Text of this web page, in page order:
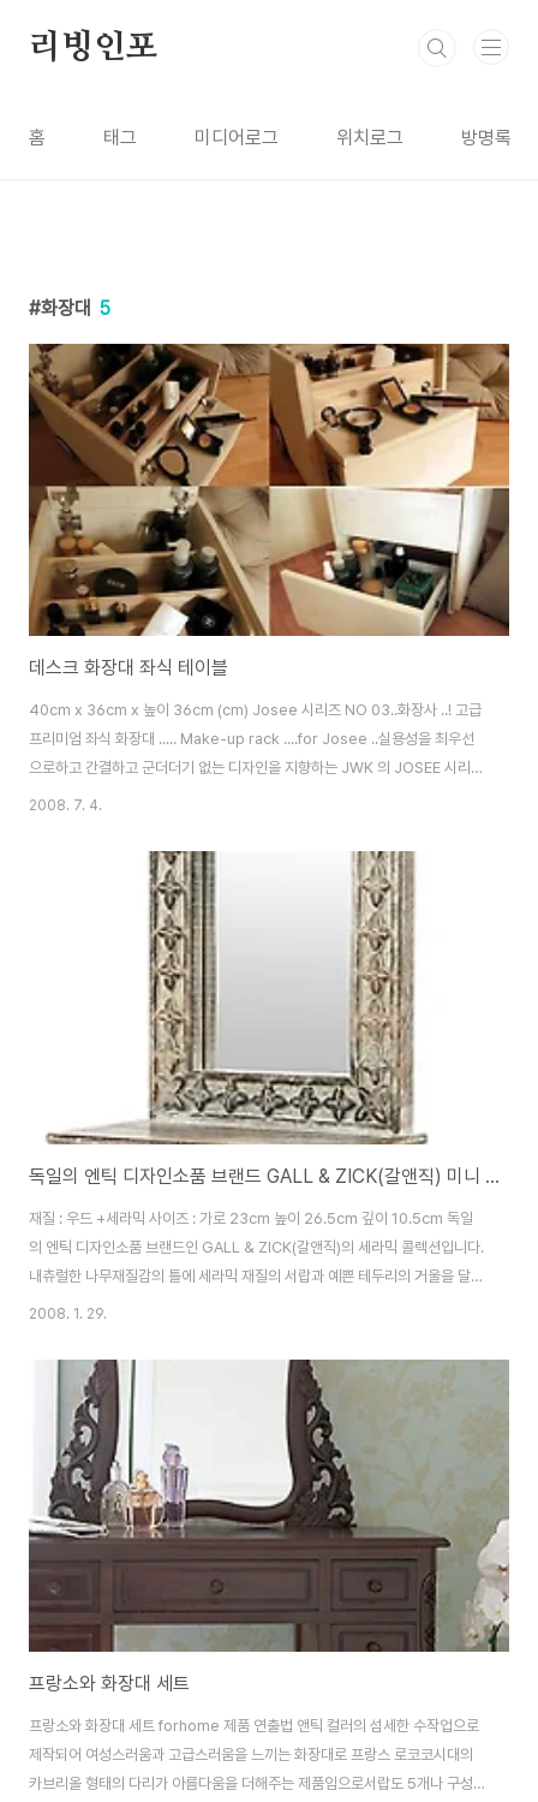
리빙인포
홈 태그 미디어로그 위치로그 방명록
화장대 5
데스크 화장대 좌식 테이블
40cm x 36cm x 높이 36cm (cm) Josee 시리즈 NO 03..화장사 ..! 고급
프리미엄 좌식 화장대 ..... Make-up rack ....for Josee ..실용성을 최우선
으로하고 간결하고 군더더기 없는 디자인을 지향하는 JWK 의 JOSEE 시리즈
=>고급 프리미엄 좌식 화장대 [좌식형 가구] [가 구] - 메인퍼니쳐]회전 좌식의
구] - 검색상품중 가장 상품평이 좋은 흔들의자 [가 구] - 고급 프리미엄 좌식
노트북 테이블! [침 실] - 브랜드 ] 목화나무숲[자연스럽고 밝으며 단순하고 실
용적인 디자인 브랜드] [침 실] - 침대가 없어도 멋진 침실 이야기 [인테리어/건
축] - 시선을 낮추고 감..
2008. 7. 4.
독일의 엔틱 디자인소품 브랜드 GALL & ZICK(갈앤직) 미니 엔틱 화장대
재질 : 우드 +세라믹 사이즈 : 가로 23cm 높이 26.5cm 깊이 10.5cm 독일
의 엔틱 디자인소품 브랜드인 GALL & ZICK(갈앤직)의 세라믹 콜렉션입니다.
내츄럴한 나무재질감의 틀에 세라믹 재질의 서랍과 예쁜 테두리의 거울을 달아
우아함과 엔틱한 느낌을 동시에 주는 미니 화장대입니다. 멋진 엔틱 화장대를
없는 제품입니다. 화장대 아래의 서랍은 2칸으로 구성되어 있고 ,거울은 뒷면
의 고정핀을 돌리면 거울대신 사진이나 멋진 그림을 넣을 수 있어 색다른 분위
기를 느낄 수 있습니다. 세라믹 재질의 서랍에는 한 칸마다 모두 다른 무늬의 그
림이 핸드페인팅 되어 있어 유니크한 느낌을 줍니다. 페인팅된 서랍의 앞쪽면
은 볼록하게..
2008. 1. 29.
프랑소와 화장대 세트
프랑소와 화장대 세트 forhome 제품 연출법 앤틱 컬러의 섬세한 수작업으로
제작되어 여성스러움과 고급스러움을 느끼는 화장대로 프랑스 로코코시대의
카브리올 형태의 다리가 아름다움을 더해주는 제품임으로서랍도 5개나 구성